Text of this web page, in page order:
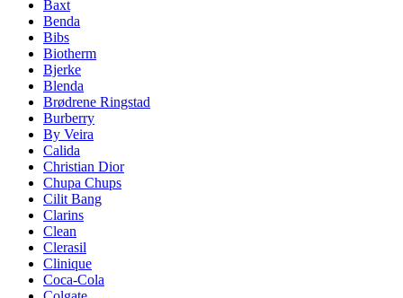
Baxt
Benda
Bibs
Biotherm
Bjerke
Blenda
Brødrene Ringstad
Burberry
By Veira
Calida
Christian Dior
Chupa Chups
Cilit Bang
Clarins
Clean
Clerasil
Clinique
Coca-Cola